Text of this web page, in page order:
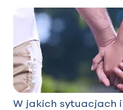
W jakich sytuacjach